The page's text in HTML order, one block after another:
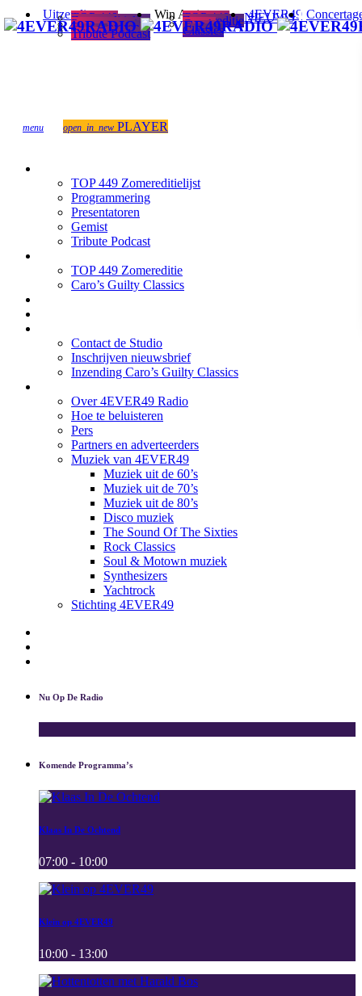
Uitzendingen
TOP 449
Zomereditielijst
Programmering
Presentatoren
Gemist
Tribute Podcast
Win Acties
TOP 449
Zomereditie
Caro’s
Guilty
Classics
4EVER49
NIEUWS
menu open_in_new PLAYER
TOP 449 Zomereditielijst
Programmering
Presentatoren
Gemist
Tribute Podcast
TOP 449 Zomereditie
Caro’s Guilty Classics
Contact de Studio
Inschrijven nieuwsbrief
Inzending Caro’s Guilty Classics
Over 4EVER49 Radio
Hoe te beluisteren
Pers
Partners en adverteerders
Muziek van 4EVER49
Muziek uit de 60’s
Muziek uit de 70’s
Muziek uit de 80’s
Disco muziek
The Sound Of The Sixties
Rock Classics
Soul & Motown muziek
Synthesizers
Yachtrock
Stichting 4EVER49
Nu Op De Radio
Komende Programma’s
Klaas In De Ochtend
07:00 - 10:00
Klein op 4EVER49
10:00 - 13:00